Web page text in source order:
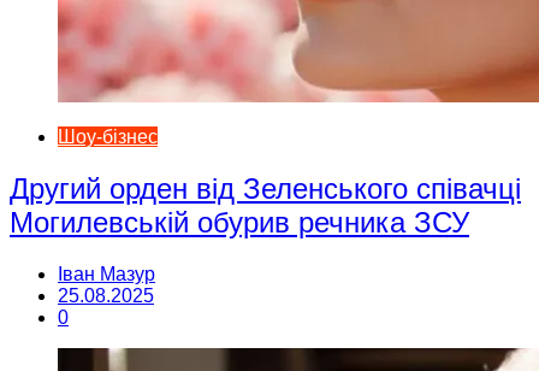
Шоу-бізнес
Другий орден від Зеленського співачці
Могилевській обурив речника ЗСУ
Іван Мазур
25.08.2025
0